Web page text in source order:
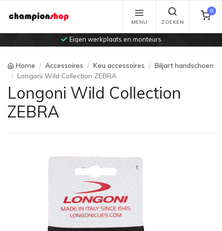
Eigen werkplaats en monteurs
MENU ZOEKEN
0
Home Accessoires Keu accessoires
Biljart handschoen
Longoni Wild Collection ZEBRA
Longoni Wild Collection
ZEBRA